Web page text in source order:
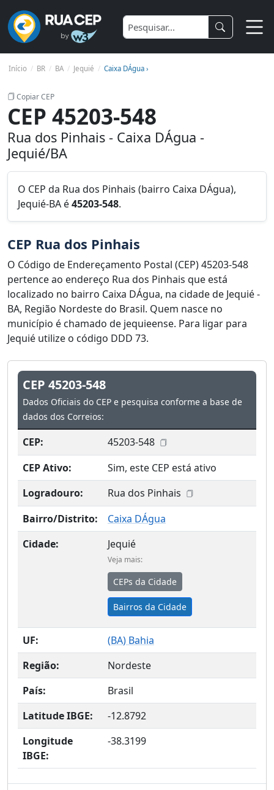
Início BR BA Jequié Caixa DÁgua ›
Copiar CEP
CEP 45203-548
Rua dos Pinhais - Caixa DÁgua -
Jequié/BA
O CEP da Rua dos Pinhais (bairro Caixa DÁgua),
Jequié-BA é45203-548.
CEP Rua dos Pinhais
O Código de Endereçamento Postal (CEP) 45203-548
pertence ao endereço Rua dos Pinhais que está
localizado no bairro Caixa DÁgua, na cidade de Jequié -
BA, Região Nordeste do Brasil. Quem nasce no
município é chamado de jequieense. Para ligar para
Jequié utilize o código DDD 73.
CEP 45203-548
Dados Oficiais do CEP e pesquisa conforme a base de
dados dos Correios:
CEP:
45203-548
CEP Ativo:
Sim, este CEP está ativo
Logradouro:
Rua dos Pinhais
Bairro/Distrito:
Caixa DÁgua
Cidade:
Jequié
Veja mais:
CEPs da Cidade
Bairros da Cidade
UF: (BA) Bahia
Região:
Nordeste
País:
Brasil
Latitude IBGE:
-12.8792
Longitude
IBGE:
-38.3199